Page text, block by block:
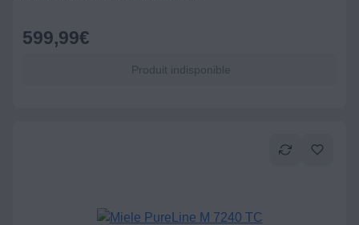
599,99€
Produit indisponible